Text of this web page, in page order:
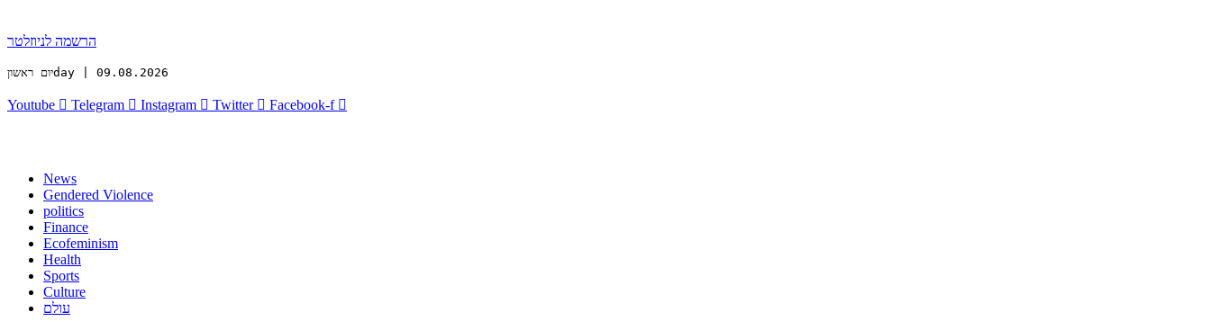
הרשמה לניוזלטר
יום ראשוןday | 09.08.2026
Youtube Telegram Instagram Twitter Facebook-f
News
Gendered Violence
politics
Finance
Ecofeminism
Health
Sports
Culture
עולם